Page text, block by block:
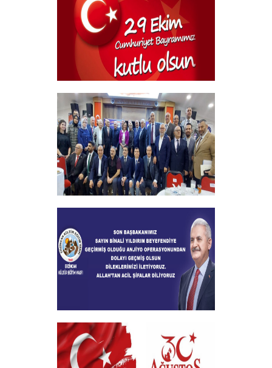
+
29 Ekim Cumhuriyet Bayramı
+
2024-2025 Burs Toplantısında 7000
+
Geçmiş Olsun Mesajı
+